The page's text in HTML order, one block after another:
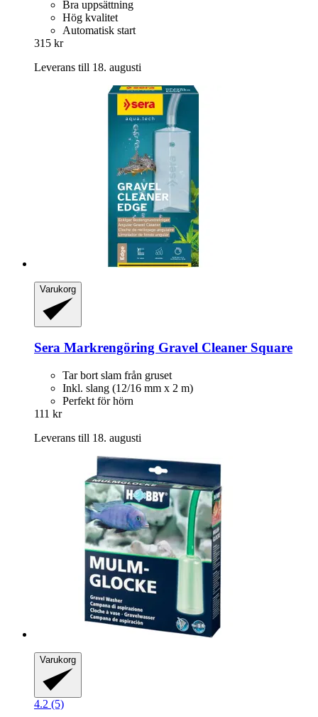
Bra uppsättning
Hög kvalitet
Automatisk start
315 kr
Leverans till 18. augusti
Varukorg
Sera Markrengöring Gravel Cleaner Square
Tar bort slam från gruset
Inkl. slang (12/16 mm x 2 m)
Perfekt för hörn
111 kr
Leverans till 18. augusti
Varukorg
4.2 (5)